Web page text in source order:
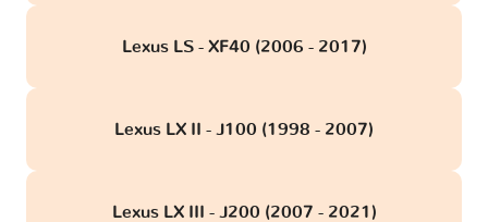
Lexus LS - XF40 (2006 - 2017)
Lexus LX II - J100 (1998 - 2007)
Lexus LX III - J200 (2007 - 2021)